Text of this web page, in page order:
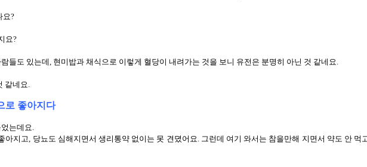
요?
요?
들도 있는데, 현미밥과 채식으로 이렇게 혈당이 내려가는 것을 보니 유전은 분명히 아닌 것 같네요.
같네요.
로 좋아지다
는데요.
아지고, 당뇨도 심해지면서 생리통약 없이는 못 견뎠어요. 그런데 여기 와서는 참을만해 지면서 약도 안